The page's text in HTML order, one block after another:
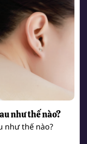
như thế nào?
như thế nào?